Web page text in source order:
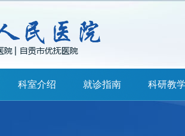
科室介绍 就诊指南 科研教学